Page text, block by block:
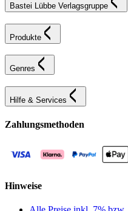
Bastei Lübbe Verlagsgruppe
Produkte
Genres
Hilfe & Services
Zahlungsmethoden
Hinweise